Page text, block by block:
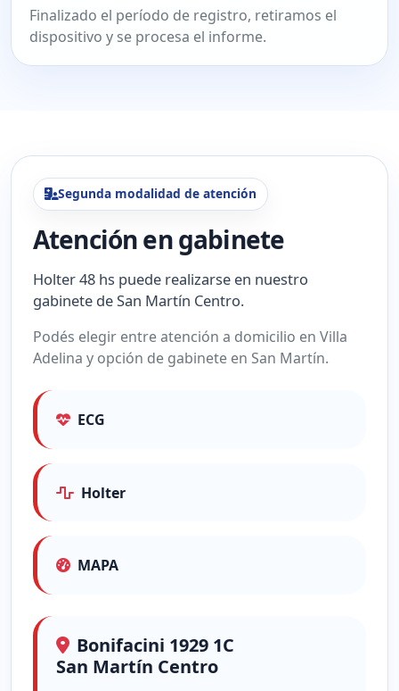
Finalizado el período de registro, retiramos el
dispositivo y se procesa el informe.
Segunda modalidad de atención
Atención en gabinete
Holter 48 hs puede realizarse en nuestro
gabinete de San Martín Centro.
Podés elegir entre atención a domicilio en Villa
Adelina y opción de gabinete en San Martín.
ECG
Holter
MAPA
Bonifacini 1929 1C
San Martín Centro